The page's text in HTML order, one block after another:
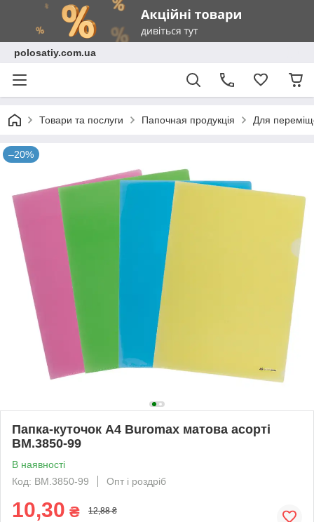
polosatiy.com.ua
Товари та послуги Папочная продукція Для
–20%
Папка-куточок А4 Buromax матова асорті
BM.3850-99
В наявності
Код: BM.3850-99
Опт і роздріб
10,30 ₴ 12,88 ₴